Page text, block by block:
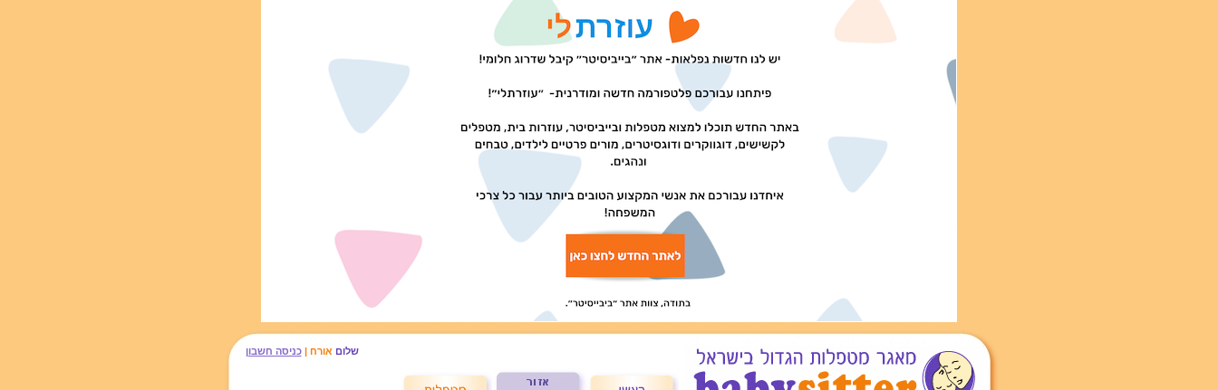
שלום אורח |כניסה חשבון